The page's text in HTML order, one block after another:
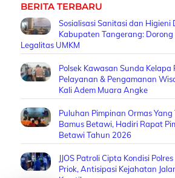
BERITA TERBARU
Sosialisasi Sanitasi dan Higieni
Kabupaten Tangerang:
Legalitas UMKM
Polsek Kawasan Sunda Kelapa
Pelayanan & Pengamanan
Kali Adem Muara Angke
Puluhan Pimpinan Ormas
Bamus Betawi, Hadiri Rapat
Betawi Tahun 2026
JJOS Patroli Cipta Kondisi
Priok, Antisipasi Kejahatan